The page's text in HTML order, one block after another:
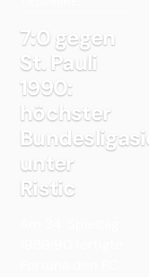
7:0 gegen
St. Pauli
1990:
höchster
unter
Ristic